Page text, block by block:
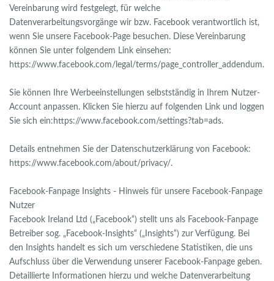
Vereinbarung wird festgelegt, für welche
Datenverarbeitungsvorgänge wir bzw. Facebook verantwortlich ist,
wenn Sie unsere Facebook-Page besuchen. Diese Vereinbarung
können Sie unter folgendem Link einsehen:
https://www.facebook.com/legal/terms/page_controller_addendum.
Sie können Ihre Werbeeinstellungen selbstständig in Ihrem Nutzer-
Account anpassen. Klicken Sie hierzu auf folgenden Link und loggen
Sie sich ein:https://www.facebook.com/settings?tab=ads.
Details entnehmen Sie der Datenschutzerklärung von Facebook:
https://www.facebook.com/about/privacy/.
Facebook-Fanpage Insights - Hinweis für unsere Facebook-Fanpage
Nutzer
Facebook Ireland Ltd („Facebook“) stellt uns als Facebook-Fanpage
Betreiber sog. „Facebook-Insights“ („Insights“) zur Verfügung. Bei
den Insights handelt es sich um verschiedene Statistiken, die uns
Aufschluss über die Verwendung unserer Facebook-Fanpage geben.
Detaillierte Informationen hierzu und welche Datenverarbeitung